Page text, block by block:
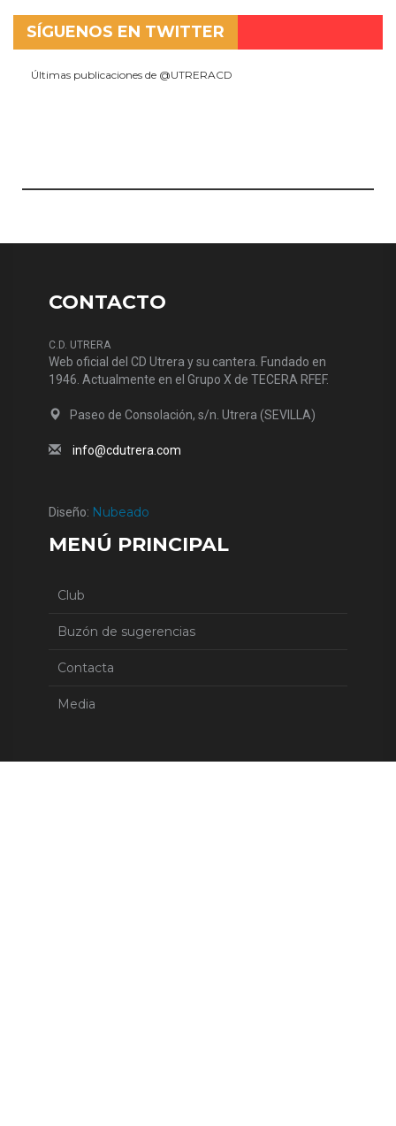
SÍGUENOS EN TWITTER
Últimas publicaciones de @UTRERACD
CONTACTO
C.D. UTRERA
Web oficial del CD Utrera y su cantera. Fundado en
1946. Actualmente en el Grupo X de TECERA RFEF.
Paseo de Consolación, s/n. Utrera (SEVILLA)
info@cdutrera.com
Diseño: Nubeado
MENÚ PRINCIPAL
Club
Buzón de sugerencias
Contacta
Media